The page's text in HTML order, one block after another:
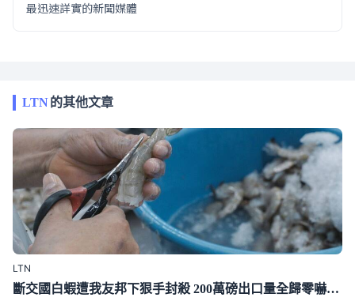
最迅速詳實的新聞媒體
LTN的其他文章
LTN
斷交國白蝦遭我友邦下狠手封殺 200萬磅出口量全歸零嚇崩了